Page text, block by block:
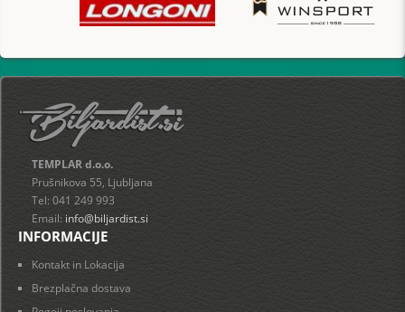
TEMPLAR d.o.o.
Prušnikova 55, Ljubljana
Tel: 041 249 993
Email: info@biljardist.si
INFORMACIJE
Kontakt in Lokacija
Brezplačna dostava